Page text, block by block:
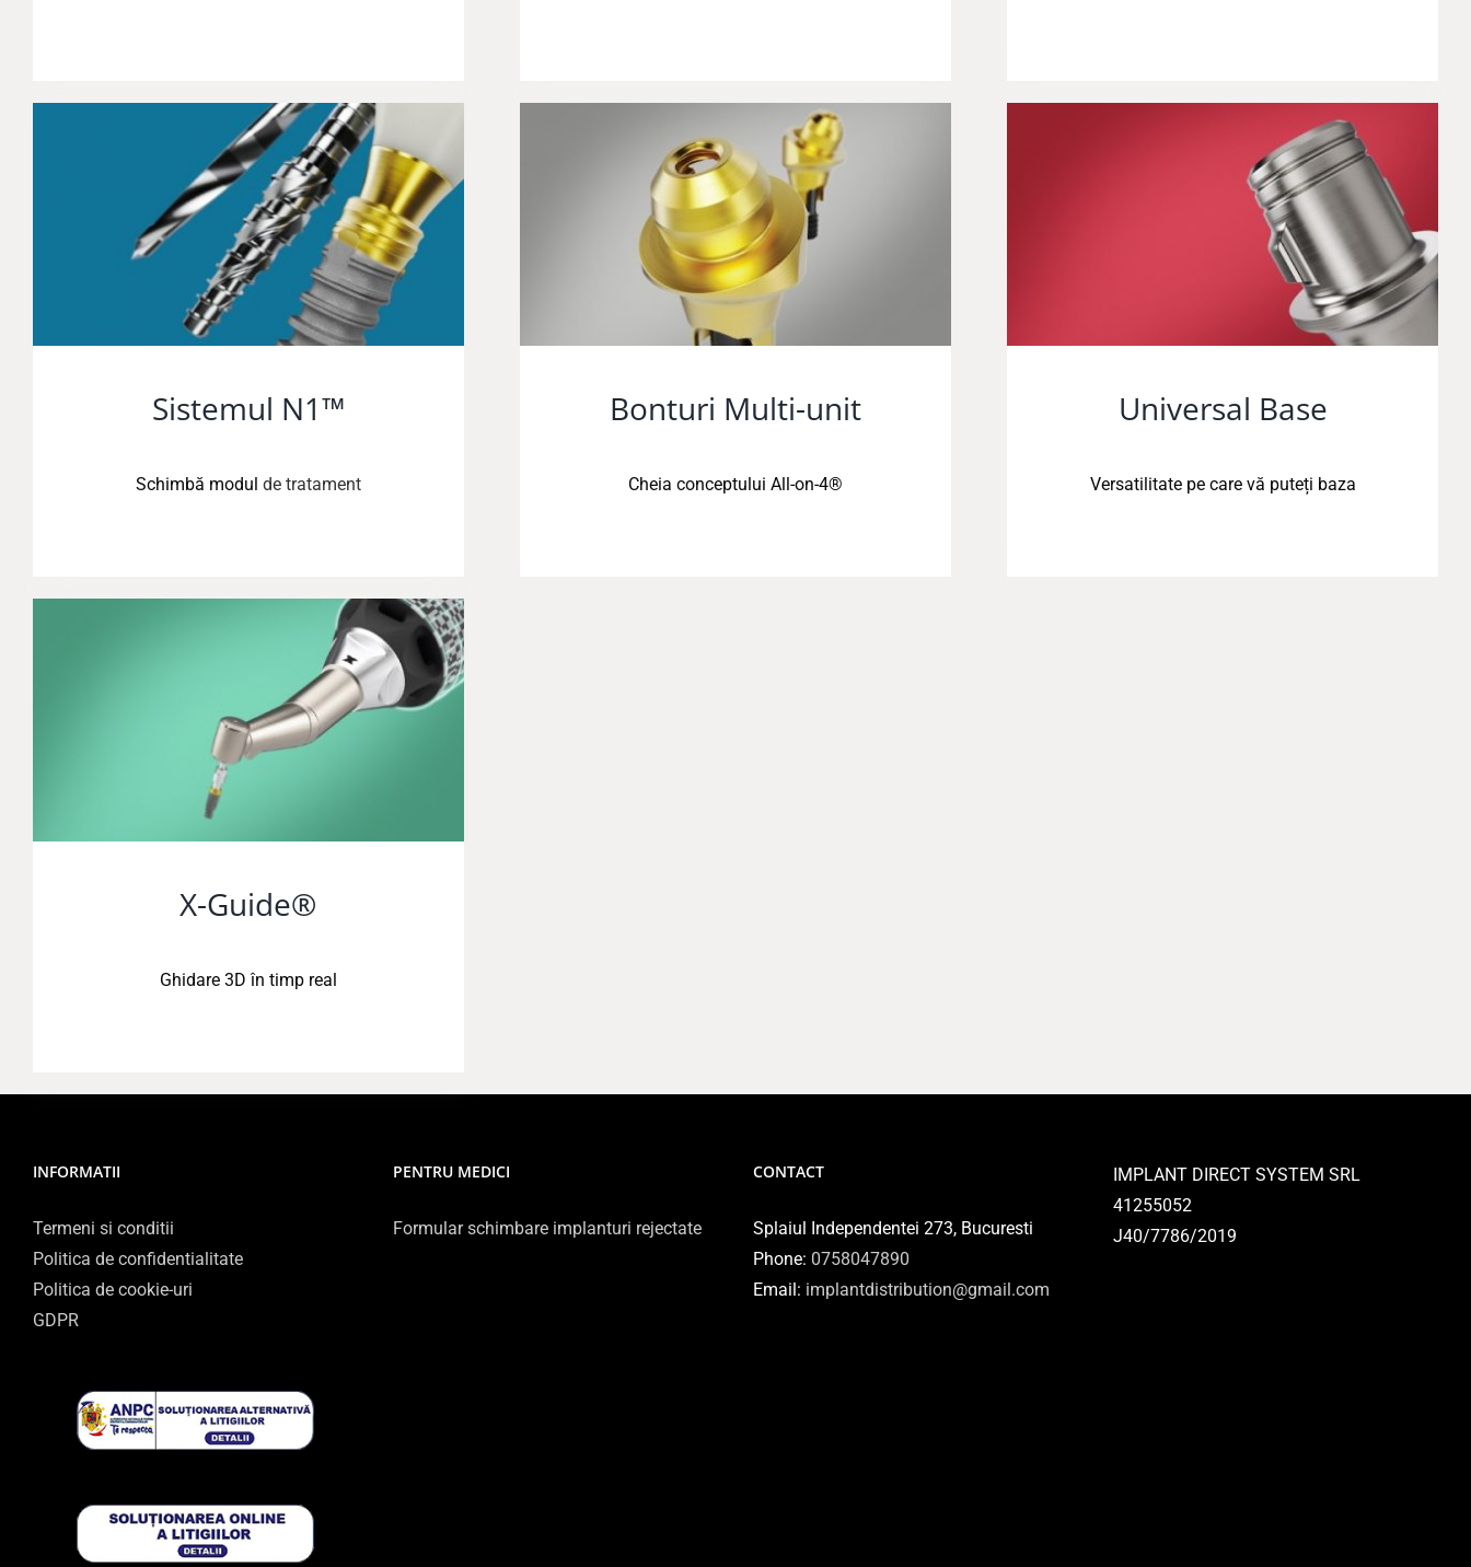
Sistemul N1™
Schimbă modul de tratament
Bonturi Multi-unit
Cheia conceptului All-on-4®
Universal Base
Versatilitate pe care vă puteți baza
X-Guide®
Ghidare 3D în timp real
INFORMATII
Termeni si conditii
Politica de confidentialitate
Politica de cookie-uri
GDPR
PENTRU MEDICI
Formular schimbare implanturi rejectate
CONTACT
Splaiul Independentei 273, Bucuresti
Phone: 0758047890
Email: implantdistribution@gmail.com
IMPLANT DIRECT SYSTEM SRL
41255052
J40/7786/2019